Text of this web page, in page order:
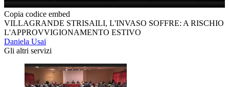
Copia codice embed
VILLAGRANDE STRISAILI, L'INVASO SOFFRE: A RISCHIO
L'APPROVVIGIONAMENTO ESTIVO
Daniela Usai
Gli altri servizi